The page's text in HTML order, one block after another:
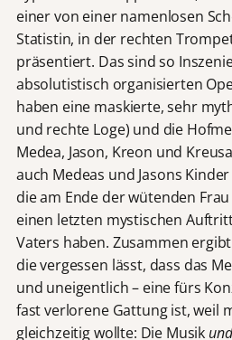
einer von einer namenlosen
Statistin, in der rechten
präsentiert. Das sind so
absolutistisch organisierten
haben eine maskierte, sehr
und rechte Loge) und die
Medea, Jason, Kreon und
auch Medeas und Jasons
die am Ende der wütenden
einen letzten mystischen
Vaters haben. Zusammen
die vergessen lässt, dass das
und uneigentlich – eine fürs
fast verlorene Gattung ist, weil
gleichzeitig wollte: Die Musik